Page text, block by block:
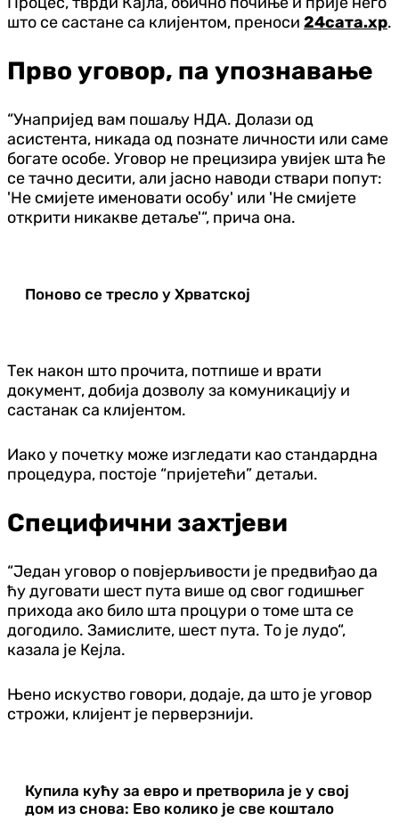
што се састане са клијентом, преноси 24сата.хр.
Прво уговор, па упознавање
“Унапријед вам пошаљу НДА. Долази од
асистента, никада од познате личности или саме
богате особе. Уговор не прецизира увијек шта ће
се тачно десити, али јасно наводи ствари попут:
'Не смијете именовати особу' или 'Не смијете
открити никакве детаље'“, прича она.
Поново се тресло у Хрватској
Тек након што прочита, потпише и врати
документ, добија дозволу за комуникацију и
састанак са клијентом.
Иако у почетку може изгледати као стандардна
процедура, постоје “пријетећи” детаљи.
Специфични захтјеви
“Један уговор о повјерљивости је предвиђао да
ћу дуговати шест пута више од свог годишњег
прихода ако било шта процури о томе шта се
догодило. Замислите, шест пута. То је лудо“,
казала је Кејла.
Њено искуство говори, додаје, да што је уговор
строжи, клијент је перверзнији.
Купила кућу за евро и претворила је у свој
дом из снова: Ево колико је све коштало